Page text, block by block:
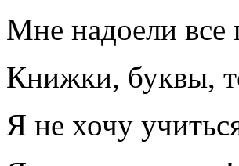
Мне надоели
Книжки, буквы,
Я не хочу